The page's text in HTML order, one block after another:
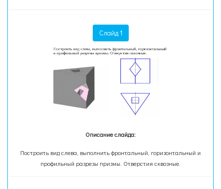
Слайд 1
Описание слайда:
Построить вид слева, выполнить фронтальный, горизонтальный и
профильный разрезы призмы. Отверстия сквозные.